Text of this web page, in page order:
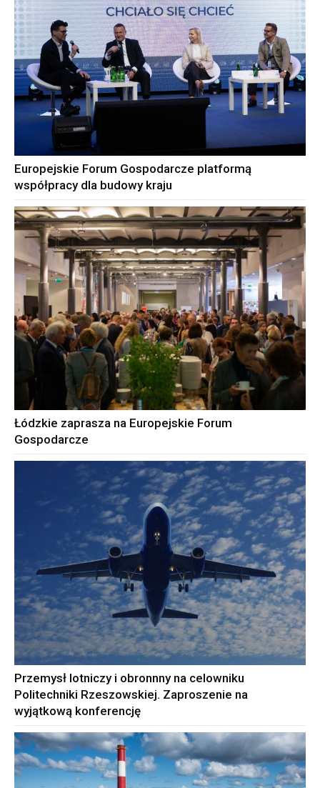
Europejskie Forum Gospodarcze platformą
współpracy dla budowy kraju
Łódzkie zaprasza na Europejskie Forum
Gospodarcze
Przemysł lotniczy i obronnny na celowniku
Politechniki Rzeszowskiej. Zaproszenie na
wyjątkową konferencję